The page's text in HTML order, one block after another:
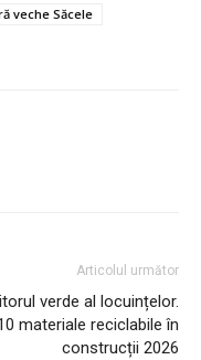
veche Săcele
Articolul următor
verde al locuințelor.
materiale reciclabile în
construcții 2026